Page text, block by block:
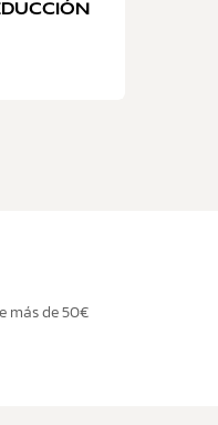
más de 50€